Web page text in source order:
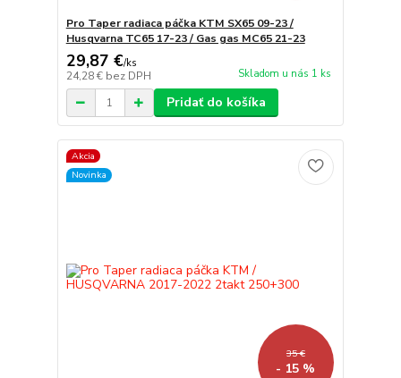
Pro Taper radiaca páčka KTM SX65 09-23 /
Husqvarna TC65 17-23 / Gas gas MC65 21-23
29,87 €/ks
24,28 € bez DPH Skladom u nás 1 ks
Pridať do košíka
Akcia
Novinka
35 €
- 15 %